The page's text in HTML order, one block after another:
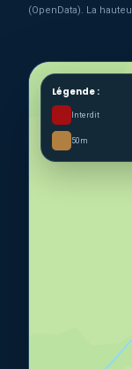
(OpenData). La
Légende :
Interdit
50m